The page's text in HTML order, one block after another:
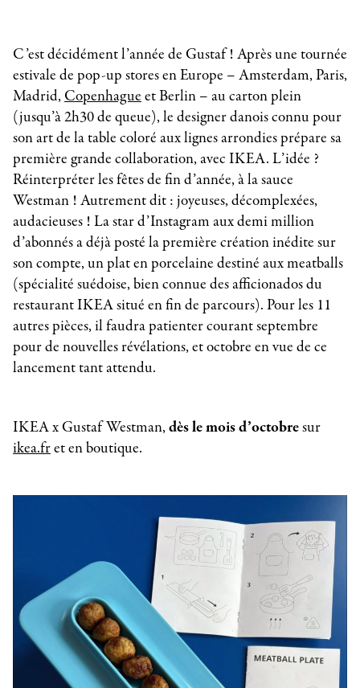
C’est décidément l’année de Gustaf ! Après une tournée
estivale de pop-up stores en Europe – Amsterdam, Paris,
Madrid,Copenhagueet Berlin – au carton plein
(jusqu’à 2h30 de queue), le designer danois connu pour
son art de la table coloré aux lignes arrondies prépare sa
première grande collaboration, avec IKEA. L’idée ?
Réinterpréter les fêtes de fin d’année, à la sauce
Westman ! Autrement dit : joyeuses, décomplexées,
audacieuses ! La star d’Instagram aux demi million
d’abonnés a déjà posté la première création inédite sur
son compte, un plat en porcelaine destiné aux meatballs
(spécialité suédoise, bien connue des afficionados du
restaurant IKEA situé en fin de parcours). Pour les 11
autres pièces, il faudra patienter courant septembre
pour de nouvelles révélations, et octobre en vue de ce
lancement tant attendu.
IKEA x Gustaf Westman,dès le mois d’octobresur
ikea.fret en boutique.